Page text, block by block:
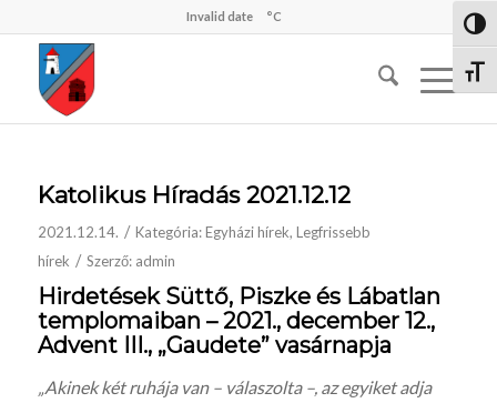
Invalid date °C
Katolikus Híradás 2021.12.12
2021.12.14. / Kategória:Egyházi hírek, Legfrissebb
hírek / Szerző: admin
Hirdetések Süttő, Piszke és Lábatlan
templomaiban – 2021., december 12.,
Advent III., „Gaudete” vasárnapja
„Akinek két ruhája van – válaszolta –, az egyiket adja